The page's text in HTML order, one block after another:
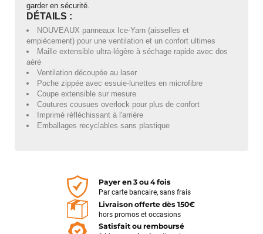
garder en sécurité.
DÉTAILS :
NOUVEAUX panneaux Ice-Yarn (aisselles et
empiècement) pour une ventilation et un confort ultimes
Maille extensible ultra-légère à séchage rapide avec dos
aéré
Ventilation découpée au laser
Poche zippée avec essuie-lunettes en microfibre
Coupe extensible sur mesure
Coutures cousues overlock pour plus de confort
Imprimé réfléchissant à l'arrière
Emballages recyclables sans plastique
Payer en 3 ou 4 fois
Par carte bancaire, sans frais
Livraison offerte dès 150€
hors promos et occasions
Satisfait ou remboursé
à plusieurs amis, dont cinq ont finalement acheté le même
modèle. J'ai ensuite rencontré une série de problèmes
techniques sur mon VTT, qui ont nécessité plusieurs
passages en atelier et un retour du moteur chez Bosch dans
le cadre de la garantie. Cette période a été un peu
compliquée, principalement en raison de délais plus longs que
prévu et d'un manque de communication sur l'avancement de
mon dossier. Depuis, la situation a été reprise en main.
L'équipe de Funway a fait le nécessaire pour résoudre
définitivement les problèmes de mon vélo et a su reconnaître
les difficultés rencontrées. J'apprécie particulièrement le fait
qu'ils aient finalement fait preuve de professionnalisme et
souligner que Funway a su corriger la situation. Je pense qu'il
est important de savoir reconnaître lorsqu'une enseigne fait
les efforts nécessaires pour satisfaire son client. Merci à
toute l'équipe de Funway Vélo. Je leur souhaite une bonne
continuation.